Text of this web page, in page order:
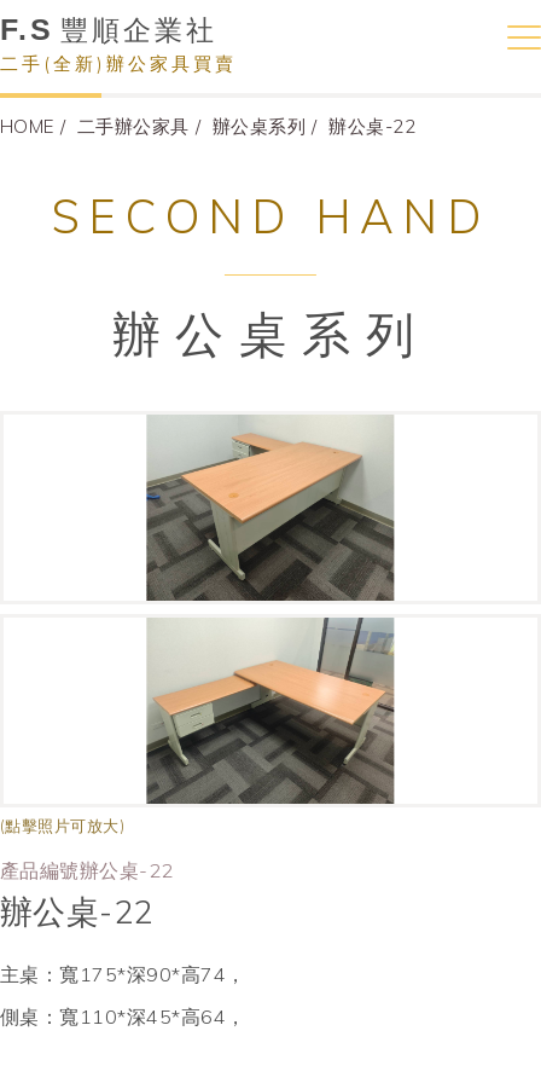
F.S 豐順企業社
二手(全新)辦公家具買賣
HOME 二手辦公家具 辦公桌系列 辦公桌-22
SECOND HAND
辦公桌系列
(點擊照片可放大)
產品編號辦公桌-22
辦公桌-22
主桌：寬175*深90*高74，
側桌：寬110*深45*高64，